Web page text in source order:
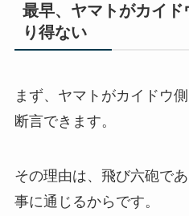
最早、ヤマトがカイ
り得ない
まず、ヤマトがカイドウ
断言できます。
その理由は、飛び六砲で
事に通じるからです。